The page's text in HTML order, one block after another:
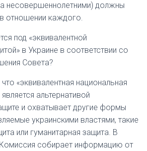
несовершеннолетними) должны
отношении каждого.
под «эквивалентной
в Украине в соответствии со
Совета?
«эквивалентная национальная
альтернативой
и охватывает другие формы
украинскими властями, такие
или гуманитарная защита. В
собирает информацию от